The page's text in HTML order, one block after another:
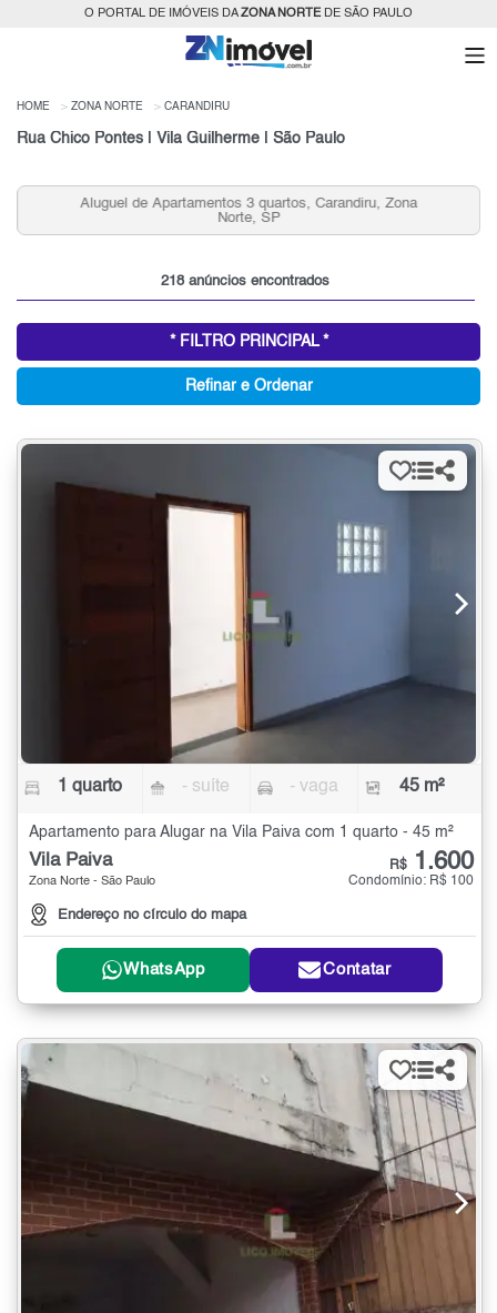
O PORTAL DE IMÓVEIS DAZONA NORTEDE SÃO PAULO
HOME ZONA NORTE CARANDIRU
Rua Chico Pontes | Vila Guilherme | São Paulo
Aluguel de Apartamentos 3 quartos, Carandiru, Zona
Norte, SP
218 anúncios encontrados
* FILTRO PRINCIPAL *
Refinar e Ordenar
1 quarto - suíte - vaga 45 m²
Apartamento para Alugar na Vila Paiva com 1 quarto - 45 m²
Vila Paiva
Zona Norte - São Paulo
Endereço no círculo do mapa
R$ 1.600
Condomínio: R$ 100
WhatsApp Contatar